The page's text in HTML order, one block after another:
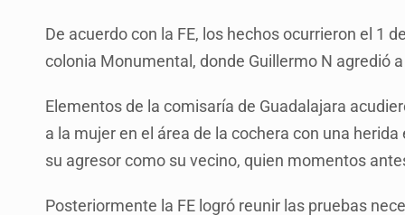
De acuerdo con la FE, los hechos ocurrieron el 1
colonia Monumental, donde Guillermo N agredió
Elementos de la comisaría de Guadalajara
a la mujer en el área de la cochera con una
su agresor como su vecino, quien momentos
Posteriormente la FE logró reunir las pruebas